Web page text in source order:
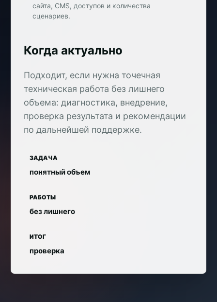
сайта, CMS, доступов и количества
сценариев.
Когда актуально
Подходит, если нужна точечная
техническая работа без лишнего
объема: диагностика, внедрение,
проверка результата и рекомендации
по дальнейшей поддержке.
ЗАДАЧА
понятный объем
РАБОТЫ
без лишнего
ИТОГ
проверка